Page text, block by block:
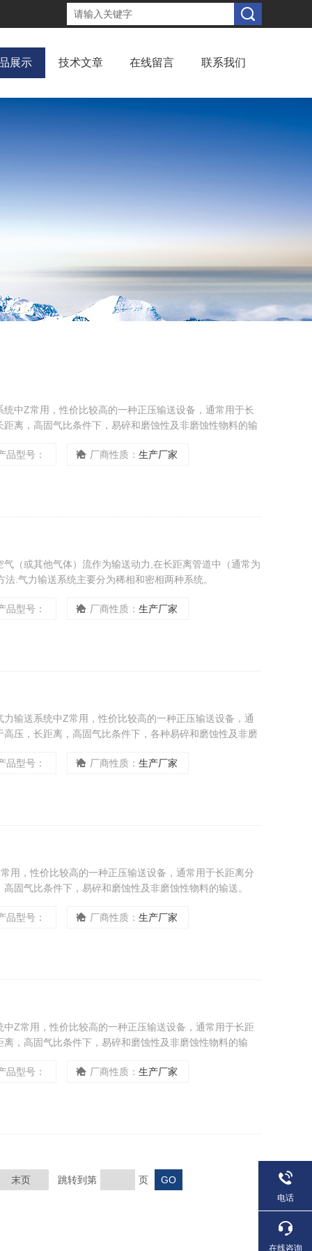
展示 技术文章 在线留言 联系我们
中Z常用，性价比较高的一种正压输送设备，通常用于长
离，高固气比条件下，易碎和磨蚀性及非磨蚀性物料的输
品型号： 厂商性质： 生产厂家
（或其他气体）流作为输送动力,在长距离管道中（通常为
.气力输送系统主要分为稀相和密相两种系统。
品型号： 厂商性质： 生产厂家
输送系统中Z常用，性价比较高的一种正压输送设备，通
压，长距离，高固气比条件下，各种易碎和磨蚀性及非磨
品型号： 厂商性质： 生产厂家
用，性价比较高的一种正压输送设备，通常用于长距离分
固气比条件下，易碎和磨蚀性及非磨蚀性物料的输送。
品型号： 厂商性质： 生产厂家
Z常用，性价比较高的一种正压输送设备，通常用于长距
，高固气比条件下，易碎和磨蚀性及非磨蚀性物料的输
品型号： 厂商性质： 生产厂家
末页 跳转到第 页
电话
在线咨询